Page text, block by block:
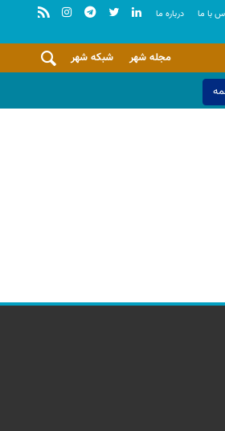
با ما درباره ما
شبکه شهر
مجله شهر